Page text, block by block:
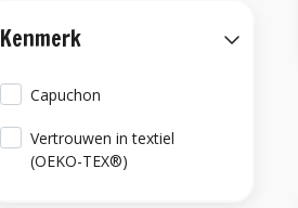
Kenmerk
Capuchon
Vertrouwen in textiel
(OEKO-TEX®)